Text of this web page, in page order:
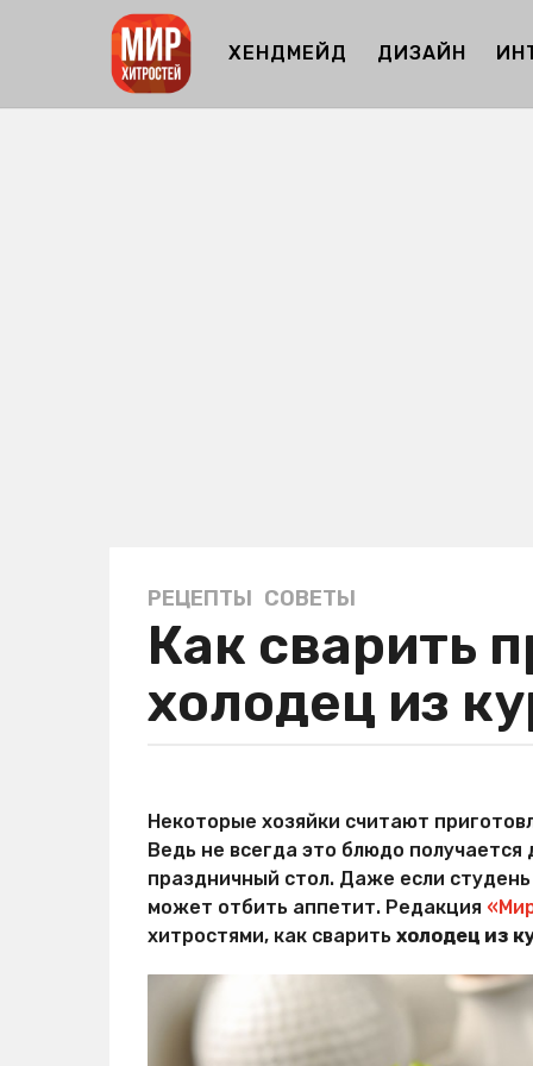
ХЕНДМЕЙД ДИЗАЙН
4
г
а
4
г
о
д
а
a
РЕЦЕПТЫ ,СОВЕТЫ
Как сварить
холодец из
т
о
р
а
л
Некоторые хозяйки считают
Ведь не всегда это блюдо
праздничный стол. Даже если
может отбить аппетит. Редакция
хитростями, как сварить холодец из